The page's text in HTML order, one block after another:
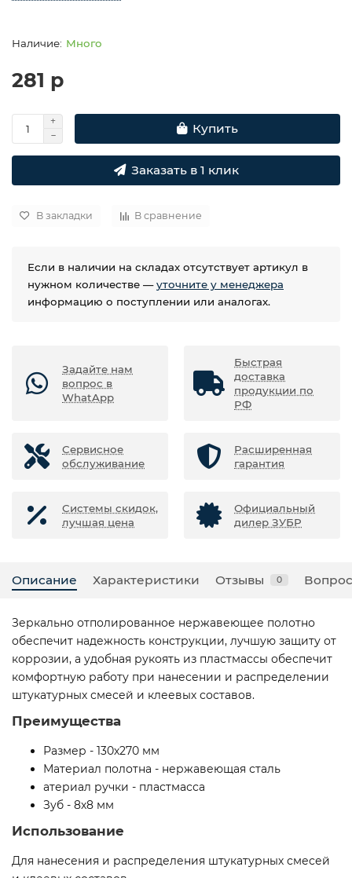
Много
281 р
Купить
Заказать в 1 клик
В закладки В сравнение
Если в наличии на складах отсутствует артикул в
нужном количестве —уточните у менеджера
информацию о поступлении или аналогах.
Задайте нам
вопрос в
WhatApp
Быстрая
доставка
продукции по
РФ
Сервисное
обслуживание
Расширенная
гарантия
Системы скидок,
лучшая цена
Официальный
дилер ЗУБР
Описание Характеристики Отзывы 0
Зеркально отполированное нержавеющее полотно
обеспечит надежность конструкции, лучшую защиту от
коррозии, а удобная рукоять из пластмассы обеспечит
комфортную работу при нанесении и распределении
штукатурных смесей и клеевых составов.
Преимущества
Размер - 130х270 мм
Материал полотна - нержавеющая сталь
атериал ручки - пластмасса
Зуб - 8х8 мм
Использование
Для нанесения и распределения штукатурных смесей